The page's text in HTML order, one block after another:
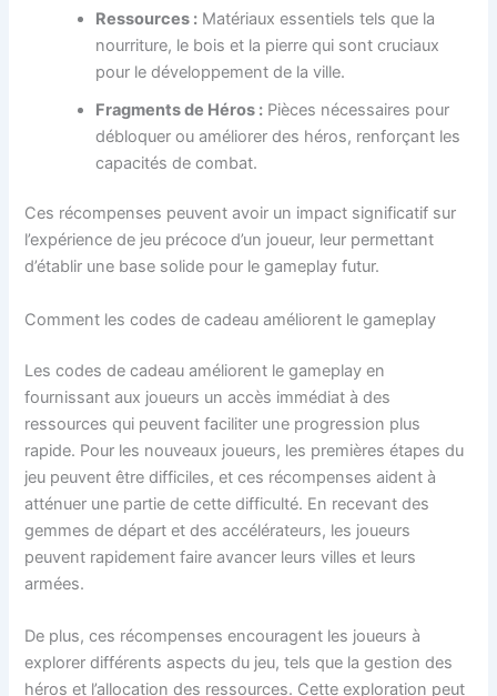
Ressources : Matériaux essentiels tels que la
nourriture, le bois et la pierre qui sont cruciaux
pour le développement de la ville.
Fragments de Héros : Pièces nécessaires pour
débloquer ou améliorer des héros, renforçant les
capacités de combat.
Ces récompenses peuvent avoir un impact significatif sur
l’expérience de jeu précoce d’un joueur, leur permettant
d’établir une base solide pour le gameplay futur.
Comment les codes de cadeau améliorent le gameplay
Les codes de cadeau améliorent le gameplay en
fournissant aux joueurs un accès immédiat à des
ressources qui peuvent faciliter une progression plus
rapide. Pour les nouveaux joueurs, les premières étapes du
jeu peuvent être difficiles, et ces récompenses aident à
atténuer une partie de cette difficulté. En recevant des
gemmes de départ et des accélérateurs, les joueurs
peuvent rapidement faire avancer leurs villes et leurs
armées.
De plus, ces récompenses encouragent les joueurs à
explorer différents aspects du jeu, tels que la gestion des
héros et l’allocation des ressources. Cette exploration peut